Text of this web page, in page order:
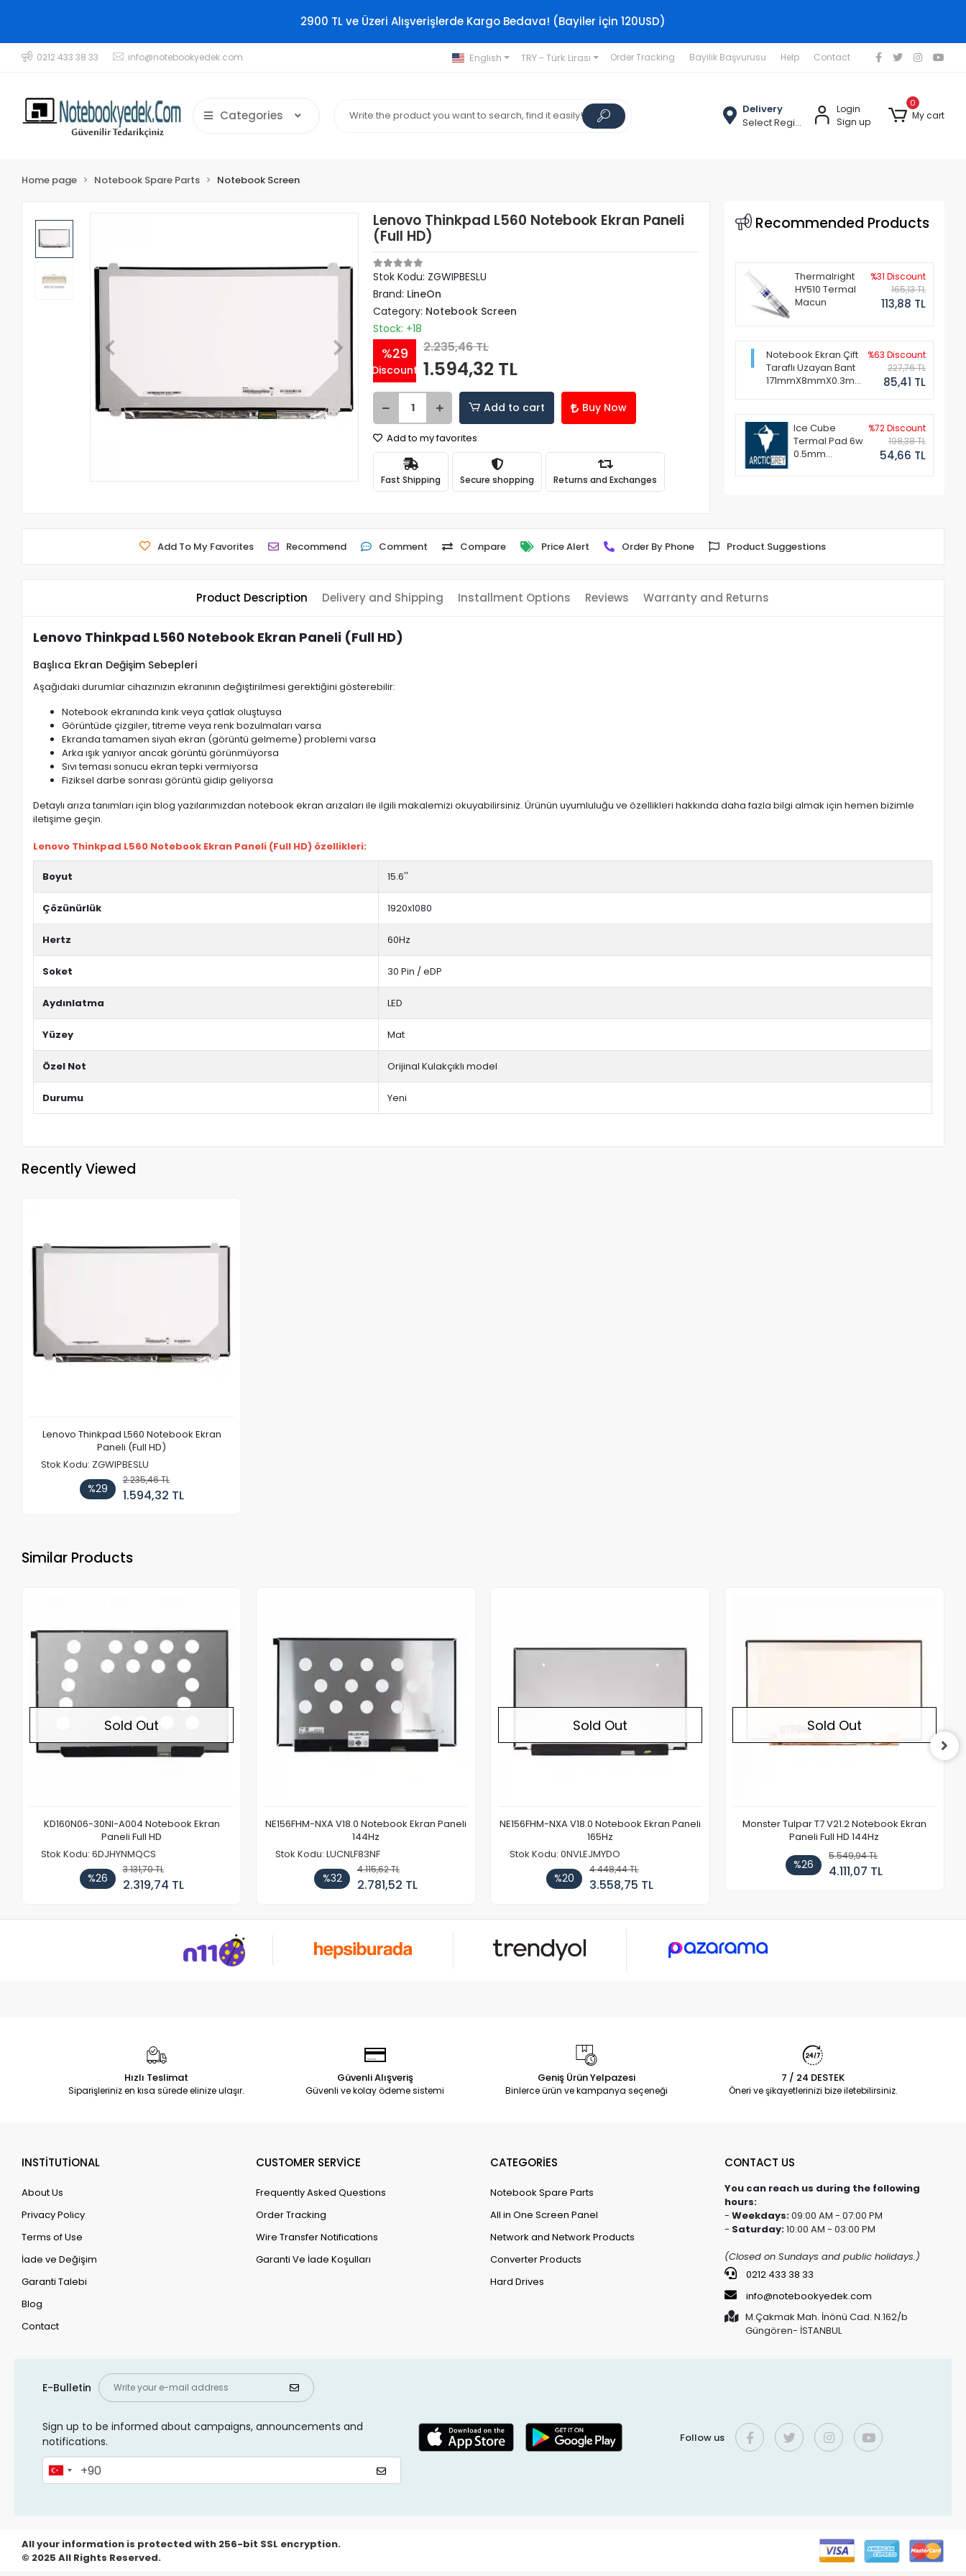
2900 TL ve Üzeri Alışverişlerde Kargo Bedava! (Bayiler için 120USD)
0212 433 38 33 info@notebookyedek.com English TRY - Türk Lirası Order Tracking Bayilik Başvurusu Help Contact
Categories
Delivery
Select Region
Login
Sign up
0
My cart
Home page Notebook Spare Parts Notebook Screen
Lenovo Thinkpad L560 Notebook Ekran Paneli
(Full HD)
Stok Kodu: ZGWIPBESLU
Brand: LineOn
Category: Notebook Screen
Stock: +18
%29
Discount
2.235,46 TL
1.594,32 TL
Add to cart Buy Now
Add to my favorites
Fast Shipping Secure shopping Returns and Exchanges
Recommended Products
Thermalright
HY510 Termal
Macun
%31 Discount
165,13 TL
113,88 TL
Notebook Ekran Çift
Taraflı Uzayan Bant
171mmX8mmX0.3mm
%63 Discount
227,76 TL
85,41 TL
Ice Cube
Termal Pad 6w
0.5mm
%72 Discount
198,38 TL
54,66 TL
Add To My Favorites Recommend Comment Compare Price Alert Order By Phone Product Suggestions
Product Description Delivery and Shipping Installment Options Reviews Warranty and Returns
Lenovo Thinkpad L560 Notebook Ekran Paneli (Full HD)
Başlıca Ekran Değişim Sebepleri
Aşağıdaki durumlar cihazınızın ekranının değiştirilmesi gerektiğini gösterebilir:
Notebook ekranında kırık veya çatlak oluştuysa
Görüntüde çizgiler, titreme veya renk bozulmaları varsa
Ekranda tamamen siyah ekran (görüntü gelmeme) problemi varsa
Arka ışık yanıyor ancak görüntü görünmüyorsa
Sıvı teması sonucu ekran tepki vermiyorsa
Fiziksel darbe sonrası görüntü gidip geliyorsa
Detaylı arıza tanımları için blog yazılarımızdan notebook ekran arızaları ile ilgili makalemizi okuyabilirsiniz. Ürünün uyumluluğu ve özellikleri hakkında daha fazla bilgi almak için hemen bizimle
iletişime geçin.
Lenovo Thinkpad L560 Notebook Ekran Paneli (Full HD) özellikleri:
Boyut 15.6''
Çözünürlük 1920x1080
Hertz 60Hz
Soket 30 Pin / eDP
Aydınlatma LED
Yüzey Mat
Özel Not Orijinal Kulakçıklı model
Durumu Yeni
Recently Viewed
Lenovo Thinkpad L560 Notebook Ekran
Paneli (Full HD)
Stok Kodu: ZGWIPBESLU
%29
2.235,46 TL
1.594,32 TL
Similar Products
Sold Out
KD160N06-30NI-A004 Notebook Ekran
Paneli Full HD
Stok Kodu: 6DJHYNMQCS
%26
3.131,70 TL
2.319,74 TL
NE156FHM-NXA V18.0 Notebook Ekran Paneli
144Hz
Stok Kodu: LUCNLF83NF
%32
4.115,62 TL
2.781,52 TL
Sold Out
NE156FHM-NXA V18.0 Notebook Ekran Paneli
165Hz
Stok Kodu: 0NVLEJMYDO
%20
4.448,44 TL
3.558,75 TL
Sold Out
Monster Tulpar T7 V21.2 Notebook Ekran
Paneli Full HD 144Hz
%26
5.549,94 TL
4.111,07 TL
Hızlı Teslimat
Siparişleriniz en kısa sürede elinize ulaşır.
Güvenli Alışveriş
Güvenli ve kolay ödeme sistemi
Geniş Ürün Yelpazesi
Binlerce ürün ve kampanya seçeneği
7 / 24 DESTEK
Öneri ve şikayetlerinizi bize iletebilirsiniz.
INSTİTUTİONAL
About Us
Privacy Policy
Terms of Use
İade ve Değişim
Garanti Talebi
Blog
Contact
CUSTOMER SERVİCE
Frequently Asked Questions
Order Tracking
Wire Transfer Notifications
Garanti Ve İade Koşulları
CATEGORİES
Notebook Spare Parts
All in One Screen Panel
Network and Network Products
Converter Products
Hard Drives
CONTACT US
You can reach us during the following
hours:
- Weekdays:09:00 AM - 07:00 PM
- Saturday:10:00 AM - 03:00 PM
(Closed on Sundays and public holidays.)
0212 433 38 33
info@notebookyedek.com
M.Çakmak Mah. İnönü Cad. N.162/b
Güngören- İSTANBUL
E-Bulletin
Sign up to be informed about campaigns, announcements and
notifications.
Follow us
All your information is protected with 256-bit SSL encryption.
© 2025 All Rights Reserved.